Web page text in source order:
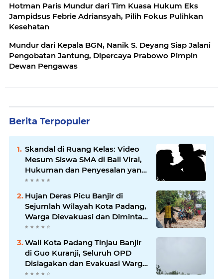
Hotman Paris Mundur dari Tim Kuasa Hukum Eks
Jampidsus Febrie Adriansyah, Pilih Fokus Pulihkan
Kesehatan
Mundur dari Kepala BGN, Nanik S. Deyang Siap Jalani
Pengobatan Jantung, Dipercaya Prabowo Pimpin
Dewan Pengawas
Berita Terpopuler
Skandal di Ruang Kelas: Video
Mesum Siswa SMA di Bali Viral,
Hukuman dan Penyesalan yang
Mengikuti
Hujan Deras Picu Banjir di
Sejumlah Wilayah Kota Padang,
Warga Dievakuasi dan Diminta
Waspada Banjir Susulan
Wali Kota Padang Tinjau Banjir
di Guo Kuranji, Seluruh OPD
Disiagakan dan Evakuasi Warga
Dipercepat